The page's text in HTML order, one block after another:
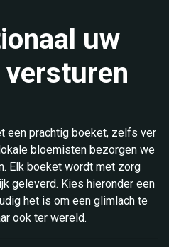
uw
versturen
een prachtig boeket, zelfs ver
bloemisten bezorgen we
Elk boeket wordt met zorg
geleverd. Kies hieronder een
het is om een glimlach te
ook ter wereld.